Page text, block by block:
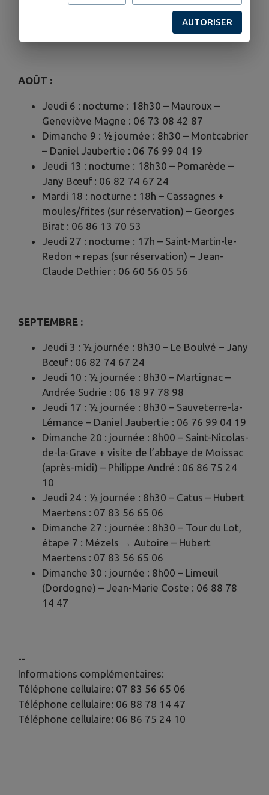
de soleil » – lieu, date et horaire
communiqués 48h avant par mail.
AOÛT :
Jeudi 6 : nocturne : 18h30 – Mauroux –
Geneviève Magne : 06 73 08 42 87
Dimanche 9 : ½ journée : 8h30 – Montcabrier
– Daniel Jaubertie : 06 76 99 04 19
Jeudi 13 : nocturne : 18h30 – Pomarède –
Jany Bœuf : 06 82 74 67 24
Mardi 18 : nocturne : 18h – Cassagnes +
moules/frites (sur réservation) – Georges
Birat : 06 86 13 70 53
Jeudi 27 : nocturne : 17h – Saint-Martin-le-
Redon + repas (sur réservation) – Jean-
Claude Dethier : 06 60 56 05 56
SEPTEMBRE :
Jeudi 3 : ½ journée : 8h30 – Le Boulvé – Jany
Bœuf : 06 82 74 67 24
Jeudi 10 : ½ journée : 8h30 – Martignac –
Andrée Sudrie : 06 18 97 78 98
Jeudi 17 : ½ journée : 8h30 – Sauveterre-la-
Lémance – Daniel Jaubertie : 06 76 99 04 19
Dimanche 20 : journée : 8h00 – Saint-Nicolas-
de-la-Grave + visite de l’abbaye de Moissac
(après-midi) – Philippe André : 06 86 75 24
10
Jeudi 24 : ½ journée : 8h30 – Catus – Hubert
Maertens : 07 83 56 65 06
Dimanche 27 : journée : 8h30 – Tour du Lot,
étape 7 : Mézels → Autoire – Hubert
Maertens : 07 83 56 65 06
Dimanche 30 : journée : 8h00 – Limeuil
(Dordogne) – Jean-Marie Coste : 06 88 78
14 47
--
Informations complémentaires:
Téléphone cellulaire: 07 83 56 65 06
Téléphone cellulaire: 06 88 78 14 47
Téléphone cellulaire: 06 86 75 24 10
AUTORISER